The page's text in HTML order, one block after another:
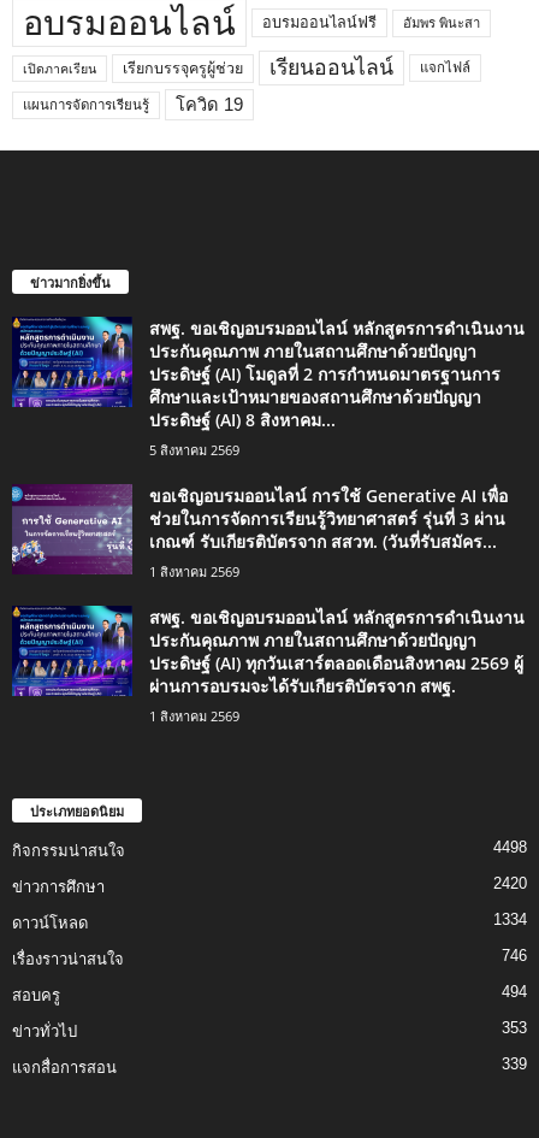
อบรมออนไลน์ อบรมออนไลน์ฟรี อัมพร พินะสา
เปิดภาคเรียน เรียกบรรจุครูผู้ช่วย เรียนออนไลน์ แจกไฟล์
แผนการจัดการเรียนรู้ โควิด 19
ข่าวมากยิ่งขึ้น
สพฐ. ขอเชิญอบรมออนไลน์ หลักสูตรการดำเนินงาน
ประกันคุณภาพ ภายในสถานศึกษาด้วยปัญญา
ประดิษฐ์ (AI) โมดูลที่ 2 การกำหนดมาตรฐานการ
ศึกษาและเป้าหมายของสถานศึกษาด้วยปัญญา
ประดิษฐ์ (AI) 8 สิงหาคม...
5 สิงหาคม 2569
ขอเชิญอบรมออนไลน์ การใช้ Generative AI เพื่อ
ช่วยในการจัดการเรียนรู้วิทยาศาสตร์ รุ่นที่ 3 ผ่าน
เกณฑ์ รับเกียรติบัตรจาก สสวท. (วันที่รับสมัคร...
1 สิงหาคม 2569
สพฐ. ขอเชิญอบรมออนไลน์ หลักสูตรการดำเนินงาน
ประกันคุณภาพ ภายในสถานศึกษาด้วยปัญญา
ประดิษฐ์ (AI) ทุกวันเสาร์ตลอดเดือนสิงหาคม 2569 ผู้
ผ่านการอบรมจะได้รับเกียรติบัตรจาก สพฐ.
1 สิงหาคม 2569
ประเภทยอดนิยม
กิจกรรมน่าสนใจ 4498
ข่าวการศึกษา 2420
ดาวน์โหลด 1334
เรื่องราวน่าสนใจ 746
สอบครู 494
ข่าวทั่วไป 353
แจกสื่อการสอน 339